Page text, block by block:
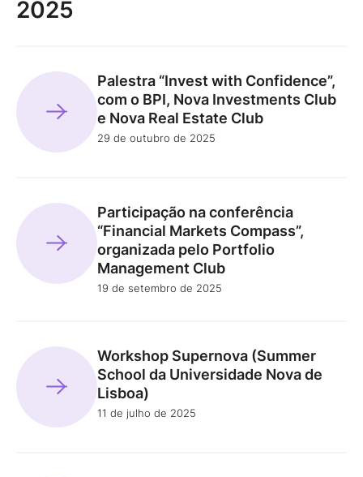
2025
Palestra “Invest with Confidence”,
com o BPI, Nova Investments Club
e Nova Real Estate Club
29 de outubro de 2025
Participação na conferência
“Financial Markets Compass”,
organizada pelo Portfolio
Management Club
19 de setembro de 2025
Workshop Supernova (Summer
School da Universidade Nova de
Lisboa)
11 de julho de 2025